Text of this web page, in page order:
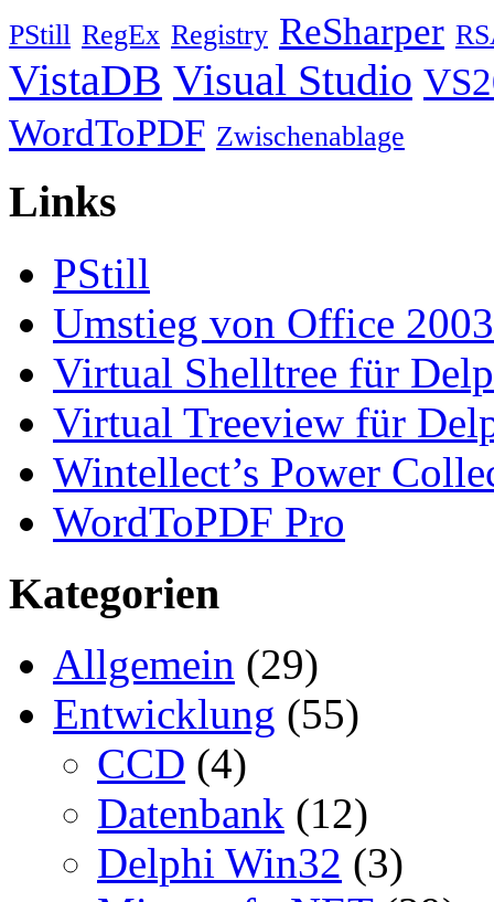
PStill RegEx Registry ReSharper
VistaDB Visual Studio
WordToPDF Zwischenablage
Links
PStill
Umstieg von Office
Virtual Shelltree für
Virtual Treeview für
Wintellect’s Power
WordToPDF Pro
Kategorien
Allgemein (29)
Entwicklung (55)
CCD (4)
Datenbank (12)
Delphi Win32 (3)